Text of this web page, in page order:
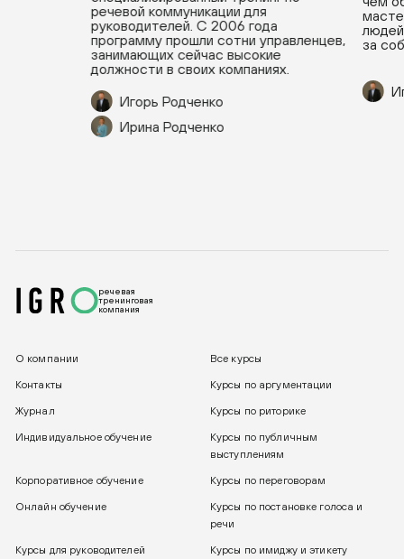
речевой коммуникации для
руководителей. С 2006 года
программу прошли сотни управленцев,
занимающих сейчас высокие
должности в своих компаниях.
Игорь Родченко
Ирина Родченко
за
речевая
тренинговая
компания
О компании Все курсы
Контакты Курсы по аргументации
Журнал Курсы по риторике
Индивидуальное обучение
Курсы по публичным
выступлениям
Корпоративное обучение Курсы по переговорам
Онлайн обучение
Курсы по постановке голоса и
речи
Курсы для руководителей Курсы по имиджу и этикету